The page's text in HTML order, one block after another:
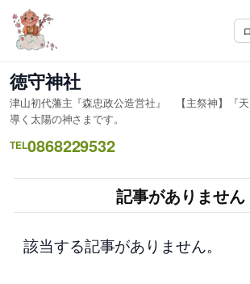
内
容
ス
キ
ッ
プ
徳守神社
津山初代藩主『森忠政公造営社』 【主祭神】『天
導く太陽の神さまです。
TEL0868229532
記事がありません
該当する記事がありません。